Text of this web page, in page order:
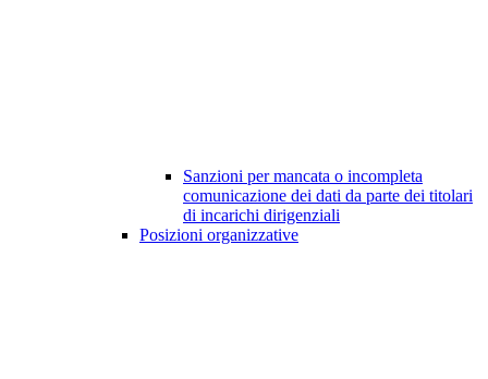
Sanzioni per mancata o incompleta
comunicazione dei dati da parte dei titolari
di incarichi dirigenziali
Posizioni organizzative